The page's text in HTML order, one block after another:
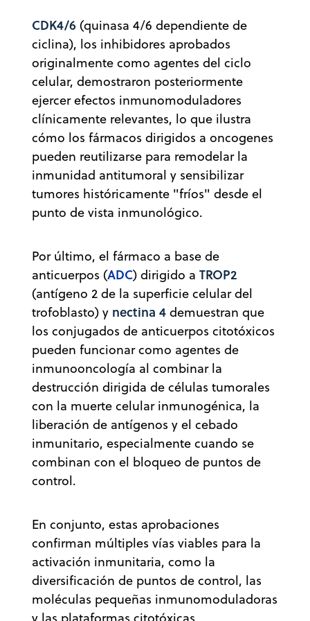
CDK4/6 (quinasa 4/6 dependiente de
ciclina), los inhibidores aprobados
originalmente como agentes del ciclo
celular, demostraron posteriormente
ejercer efectos inmunomoduladores
clínicamente relevantes, lo que ilustra
cómo los fármacos dirigidos a oncogenes
pueden reutilizarse para remodelar la
inmunidad antitumoral y sensibilizar
tumores históricamente "fríos" desde el
punto de vista inmunológico.
Por último, el fármaco a base de
anticuerpos (ADC) dirigido a TROP2
(antígeno 2 de la superficie celular del
trofoblasto) y nectina 4 demuestran que
los conjugados de anticuerpos citotóxicos
pueden funcionar como agentes de
inmunooncología al combinar la
destrucción dirigida de células tumorales
con la muerte celular inmunogénica, la
liberación de antígenos y el cebado
inmunitario, especialmente cuando se
combinan con el bloqueo de puntos de
control.
En conjunto, estas aprobaciones
confirman múltiples vías viables para la
activación inmunitaria, como la
diversificación de puntos de control, las
moléculas pequeñas inmunomoduladoras